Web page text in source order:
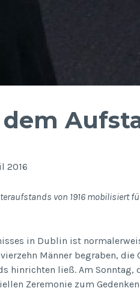
2016
von 1916 mobilisiert
in Dublin ist
Männer begraben, die
hinrichten ließ. Am Sonntag,
Zeremonie zum